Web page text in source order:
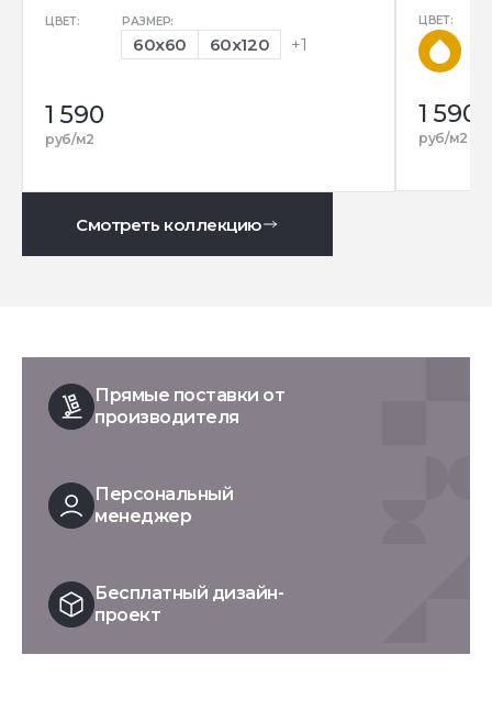
ЦВЕТ: РАЗМЕР:
60x60 60x120 +1
1 590
руб/м2
ЦВЕТ:
1 590
руб/м2
Смотреть коллекцию
Прямые поставки от
производителя
Персональный
менеджер
Бесплатный дизайн-
проект